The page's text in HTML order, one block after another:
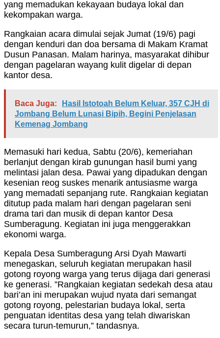
yang memadukan kekayaan budaya lokal dan
kekompakan warga.
Rangkaian acara dimulai sejak Jumat (19/6) pagi
dengan kenduri dan doa bersama di Makam Kramat
Dusun Panasan. Malam harinya, masyarakat dihibur
dengan pagelaran wayang kulit digelar di depan
kantor desa.
Baca Juga:
Hasil Istotoah Belum Keluar, 357 CJH di
Jombang Belum Lunasi Bipih, Begini Penjelasan
Kemenag Jombang
Memasuki hari kedua, Sabtu (20/6), kemeriahan
berlanjut dengan kirab gunungan hasil bumi yang
melintasi jalan desa. Pawai yang dipadukan dengan
kesenian reog suskes menarik antusiasme warga
yang memadati sepanjang rute. Rangkaian kegiatan
ditutup pada malam hari dengan pagelaran seni
drama tari dan musik di depan kantor Desa
Sumberagung. Kegiatan ini juga menggerakkan
ekonomi warga.
Kepala Desa Sumberagung Arsi Dyah Mawarti
menegaskan, seluruh kegiatan merupakan hasil
gotong royong warga yang terus dijaga dari generasi
ke generasi. ”Rangkaian kegiatan sedekah desa atau
bari’an ini merupakan wujud nyata dari semangat
gotong royong, pelestarian budaya lokal, serta
penguatan identitas desa yang telah diwariskan
secara turun-temurun,” tandasnya.